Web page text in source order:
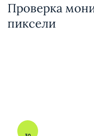
Проверка
пиксели